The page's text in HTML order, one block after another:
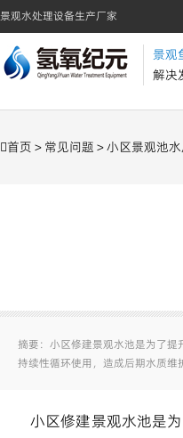
景观水处理设备生产厂家
景观
解决
首页 > 常见问题 > 小区景观池
摘要：小区修建景观水池是为了
持续性循环使用，造成后期水质
小区修建景观水池是